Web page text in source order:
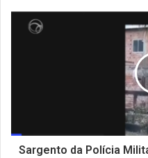
Sargento da Polícia